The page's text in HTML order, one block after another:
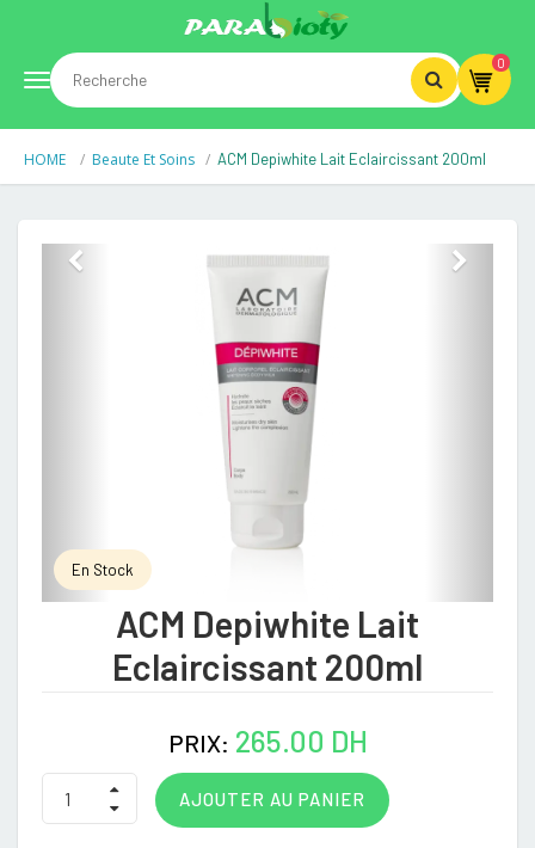
Toggle
navigation
0
HOME Beaute Et Soins ACM Depiwhite Lait Eclaircissant 200ml
En Stock
ACM Depiwhite Lait
Eclaircissant 200ml
PRIX: 265.00 DH
AJOUTER AU PANIER